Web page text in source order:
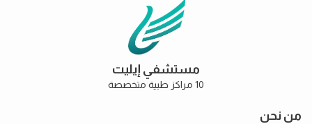
مستشفي إيليت
10 مراكز طبية متخصصة
من نحن